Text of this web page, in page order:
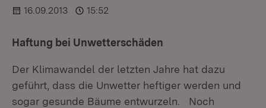
16.09.2013
15:52
Haftung bei Unwetterschäden
Der Klimawandel der letzten Jahre hat dazu
geführt, dass die Unwetter heftiger werden und
sogar gesunde Bäume entwurzeln. Noch